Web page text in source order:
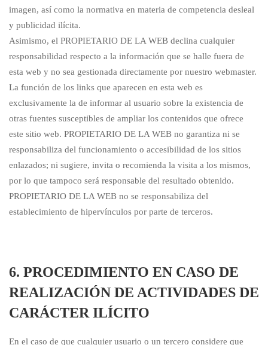
imagen, así como la normativa en materia de competencia desleal
y publicidad ilícita.
Asimismo, el PROPIETARIO DE LA WEB declina cualquier
responsabilidad respecto a la información que se halle fuera de
esta web y no sea gestionada directamente por nuestro webmaster.
La función de los links que aparecen en esta web es
exclusivamente la de informar al usuario sobre la existencia de
otras fuentes susceptibles de ampliar los contenidos que ofrece
este sitio web. PROPIETARIO DE LA WEB no garantiza ni se
responsabiliza del funcionamiento o accesibilidad de los sitios
enlazados; ni sugiere, invita o recomienda la visita a los mismos,
por lo que tampoco será responsable del resultado obtenido.
PROPIETARIO DE LA WEB no se responsabiliza del
establecimiento de hipervínculos por parte de terceros.
6. PROCEDIMIENTO EN CASO DE
REALIZACIÓN DE ACTIVIDADES DE
CARÁCTER ILÍCITO
En el caso de que cualquier usuario o un tercero considere que